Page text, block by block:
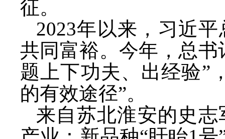
征。
2023年以来，习近
共同富裕。今年，总
题上下功夫、出经验”
的有效途径”。
来自苏北淮安的史